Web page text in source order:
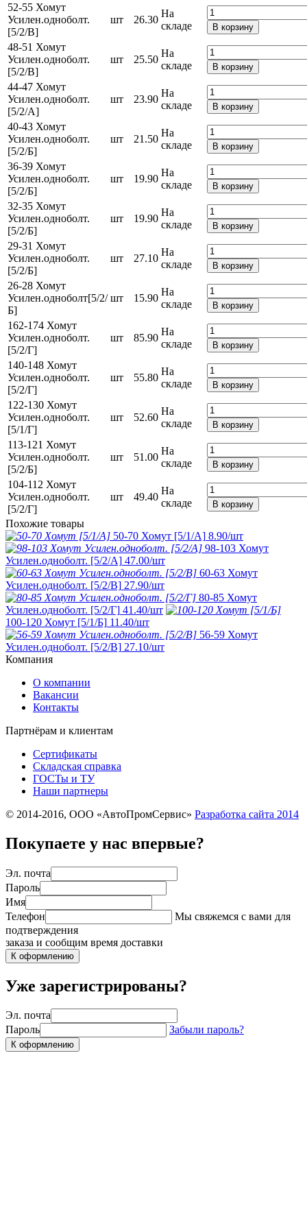
52-55 Хомут
Усилен.одноболт.
[5/2/В]
шт 26.30
На
складе
В корзину
48-51 Хомут
Усилен.одноболт.
[5/2/В]
шт 25.50
На
складе
В корзину
44-47 Хомут
Усилен.одноболт.
[5/2/А]
шт 23.90
На
складе
В корзину
40-43 Хомут
Усилен.одноболт.
[5/2/Б]
шт 21.50
На
складе
В корзину
36-39 Хомут
Усилен.одноболт.
[5/2/Б]
шт 19.90
На
складе
В корзину
32-35 Хомут
Усилен.одноболт.
[5/2/Б]
шт 19.90
На
складе
В корзину
29-31 Хомут
Усилен.одноболт.
[5/2/Б]
шт 27.10
На
складе
В корзину
26-28 Хомут
Усилен.одноболт[5/2/
Б]
шт 15.90
На
складе
В корзину
162-174 Хомут
Усилен.одноболт.
[5/2/Г]
шт 85.90
На
складе
В корзину
140-148 Хомут
Усилен.одноболт.
[5/2/Г]
шт 55.80
На
складе
В корзину
122-130 Хомут
Усилен.одноболт.
[5/1/Г]
шт 52.60
На
складе
В корзину
113-121 Хомут
Усилен.одноболт.
[5/2/Б]
шт 51.00
На
складе
В корзину
104-112 Хомут
Усилен.одноболт.
[5/2/Г]
шт 49.40
На
складе
В корзину
Похожие товары
50-70 Хомут [5/1/A] 8.90/шт
98-103 Хомут
Усилен.одноболт. [5/2/А] 47.00/шт
60-63 Хомут
Усилен.одноболт. [5/2/В] 27.90/шт
80-85 Хомут
Усилен.одноболт. [5/2/Г] 41.40/шт
100-120 Хомут [5/1/Б] 11.40/шт
56-59 Хомут
Усилен.одноболт. [5/2/В] 27.10/шт
Компания
О компании
Вакансии
Контакты
Партнёрам и клиентам
Сертификаты
Складская справка
ГОСТы и ТУ
Наши партнеры
© 2014-2016, ООО «АвтоПромСервис» Разработка сайта 2014
Покупаете у нас впервые?
Эл. почта
Пароль
Имя
Телефон
Мы свяжемся с вами для
подтверждения
заказа и сообщим время доставки
К оформлению
Уже зарегистрированы?
Эл. почта
Пароль
Забыли пароль?
К оформлению